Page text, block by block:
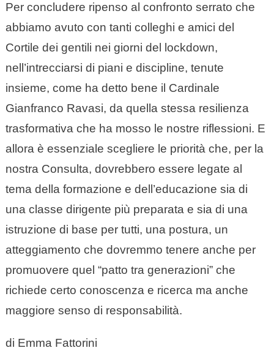
Per concludere ripenso al confronto serrato che
abbiamo avuto con tanti colleghi e amici del
Cortile dei gentili nei giorni del lockdown,
nell’intrecciarsi di piani e discipline, tenute
insieme, come ha detto bene il Cardinale
Gianfranco Ravasi, da quella stessa resilienza
trasformativa che ha mosso le nostre riflessioni. E
allora è essenziale scegliere le priorità che, per la
nostra Consulta, dovrebbero essere legate al
tema della formazione e dell’educazione sia di
una classe dirigente più preparata e sia di una
istruzione di base per tutti, una postura, un
atteggiamento che dovremmo tenere anche per
promuovere quel “patto tra generazioni” che
richiede certo conoscenza e ricerca ma anche
maggiore senso di responsabilità.
di Emma Fattorini